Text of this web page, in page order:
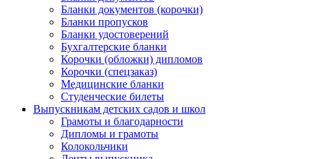
Бланки документов (корочки)
Бланки пропусков
Бланки удостоверений
Бухгалтерские бланки
Корочки (обложки) дипломов
Корочки (спецзаказ)
Медицинские бланки
Студенческие билеты
Выпускникам детских садов и школ
Грамоты и благодарности
Дипломы и грамоты
Колокольчики